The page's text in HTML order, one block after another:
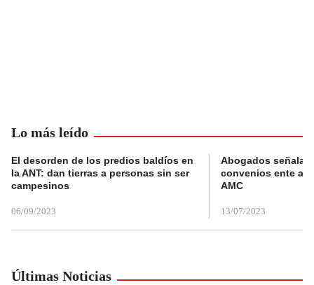
Lo más leído
El desorden de los predios baldíos en
la ANT: dan tierras a personas sin ser
campesinos
06/09/2023
Abogados
convenios ente
AMC
13/07/2023
Últimas Noticias